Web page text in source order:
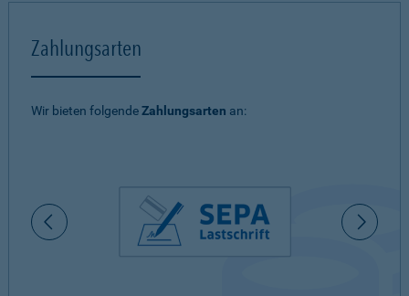
Zahlungsarten
Wir bieten folgendeZahlungsarten an: